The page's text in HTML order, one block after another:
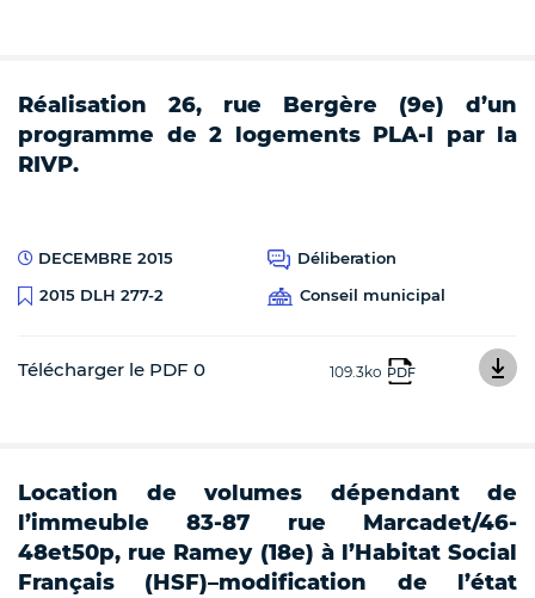
Réalisation 26, rue Bergère (9e) d’un
programme de 2 logements PLA-I par la
RIVP.
DECEMBRE 2015
Déliberation
2015 DLH 277-2
Conseil municipal
Télécharger le PDF 0 109.3ko PDF
Location de volumes dépendant de
l’immeuble 83-87 rue Marcadet/46-
48et50p, rue Ramey (18e) à l’Habitat Social
Français (HSF)–modification de l’état